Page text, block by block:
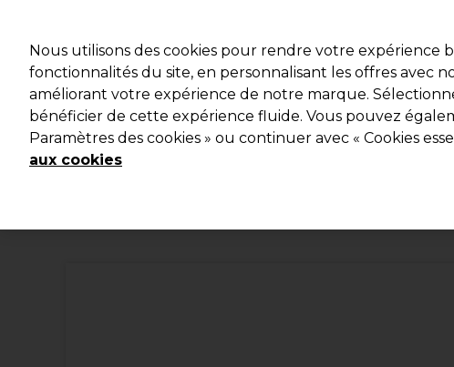
Marques Bons plans Coiffure Electro et Matériel
Livraison et délais
Nous utilisons des cookies pour rendre votre
fonctionnalités du site, en personnalisant les offres avec
améliorant votre expérience de notre marque.
bénéficier de cette expérience fluide. Vous pouvez
Paramètres des cookies » ou continuer avec « Cookies
aux cookies